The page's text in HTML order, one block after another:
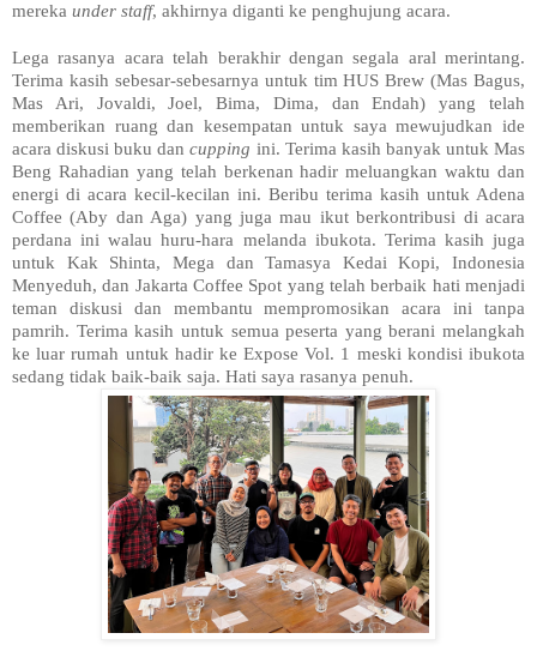
mereka under staff, akhirnya diganti ke penghujung acara.
Lega rasanya acara telah berakhir dengan segala aral merintang.
Terima kasih sebesar-sebesarnya untuk tim HUS Brew (Mas Bagus,
Mas Ari, Jovaldi, Joel, Bima, Dima, dan Endah) yang telah
memberikan ruang dan kesempatan untuk saya mewujudkan ide
acara diskusi buku dancupping ini. Terima kasih banyak untuk Mas
Beng Rahadian yang telah berkenan hadir meluangkan waktu dan
energi di acara kecil-kecilan ini. Beribu terima kasih untuk Adena
Coffee (Aby dan Aga) yang juga mau ikut berkontribusi di acara
perdana ini walau huru-hara melanda ibukota. Terima kasih juga
untuk Kak Shinta, Mega dan Tamasya Kedai Kopi, Indonesia
Menyeduh, dan Jakarta Coffee Spot yang telah berbaik hati menjadi
teman diskusi dan membantu mempromosikan acara ini tanpa
pamrih. Terima kasih untuk semua peserta yang berani melangkah
ke luar rumah untuk hadir ke Expose Vol. 1 meski kondisi ibukota
sedang tidak baik-baik saja. Hati saya rasanya penuh.